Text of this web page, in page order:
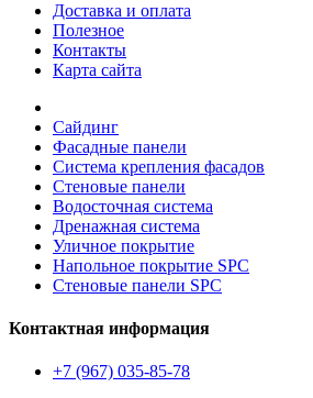
Доставка и оплата
Полезное
Контакты
Карта сайта
Сайдинг
Фасадные панели
Система крепления фасадов
Стеновые панели
Водосточная система
Дренажная система
Уличное покрытие
Напольное покрытие SPC
Стеновые панели SPC
Контактная информация
+7 (967) 035-85-78